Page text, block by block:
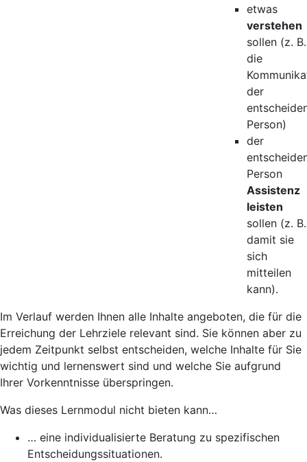
etwas
verstehen
sollen (z. B.
die
der
Person)
der
Person
Assistenz
leisten
sollen (z. B.
damit sie
sich
mitteilen
kann).
Im Verlauf werden Ihnen alle Inhalte angeboten, die für die
Erreichung der Lehrziele relevant sind. Sie können aber zu
jedem Zeitpunkt selbst entscheiden, welche Inhalte für Sie
wichtig und lernenswert sind und welche Sie aufgrund
Ihrer Vorkenntnisse überspringen.
Was dieses Lernmodul nicht bieten kann…
… eine individualisierte Beratung zu spezifischen
Entscheidungssituationen.